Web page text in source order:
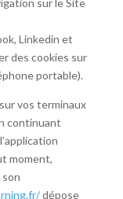
sur le Site
Linkedin et
des cookies sur
portable).
vos terminaux
continuant
moment,
dépose